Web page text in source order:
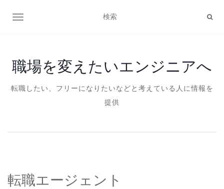
ナビゲーション切り替え
職場を変えたいエンジニアへ
転職したい、フリーになりたいなどと考えている人に情報を
提供
転職エージェント